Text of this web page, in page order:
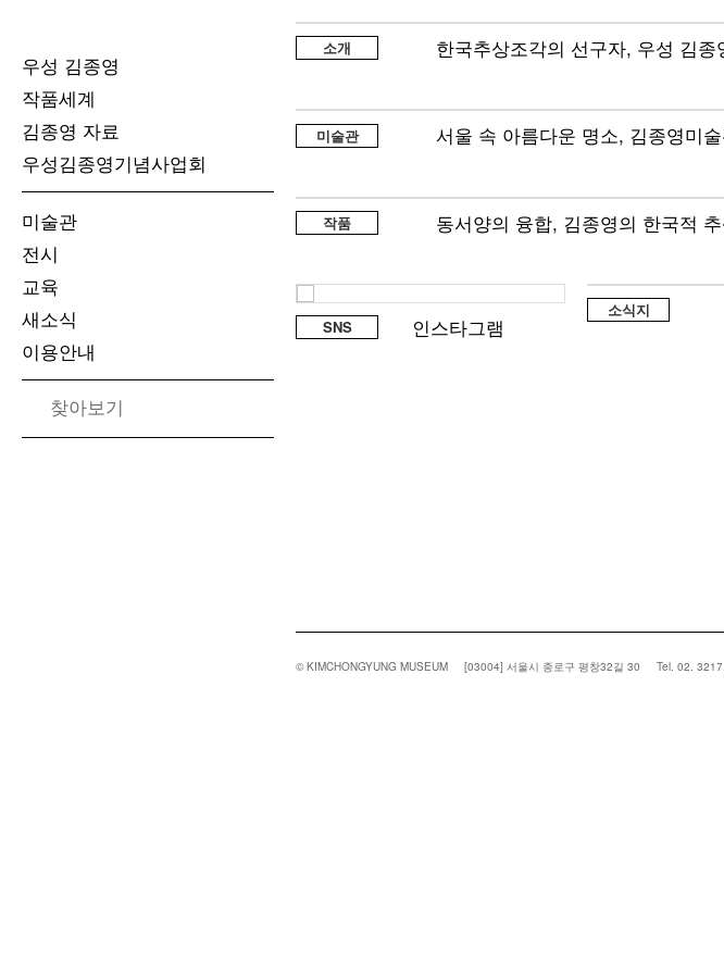
content우성 김종영
작품세계
김종영 자료
우성김종영기념사업회
미술관
전시
교육
새소식
이용안내
다음
소개 한국추상조각의 선구자, 우성 김종
미술관 서울 속 아름다운 명소, 김종영미
작품 동서양의 융합, 김종영의 한국적
SNS 인스타그램
소식지
© KIMCHONGYUNG MUSEUM [03004] 서울시 종로구 평창32길 30 Tel. 02.